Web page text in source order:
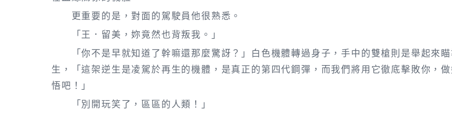
更重要的是，對面的駕駛員他很熟悉。
「王．留美，妳竟然也背叛我。」
「你不是早就知道了幹嘛還那麼驚訝？」白色機體轉過身子，手中的雙槍則是舉起來
生，「這架逆生是凌駕於再生的機體，是真正的第四代鋼彈，而我們將用它徹底擊敗你，
悟吧！」
「別開玩笑了，區區的人類！」